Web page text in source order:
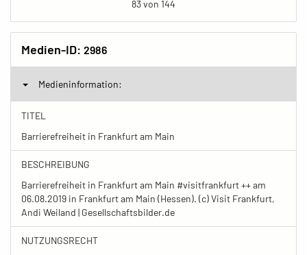
83 von 144
Medien-ID: 2986
Medieninformation:
TITEL
Barrierefreiheit in Frankfurt am Main
BESCHREIBUNG
Barrierefreiheit in Frankfurt am Main #visitfrankfurt ++ am
06.08.2019 in Frankfurt am Main (Hessen). (c) Visit Frankfurt,
Andi Weiland | Gesellschaftsbilder.de
NUTZUNGSRECHT